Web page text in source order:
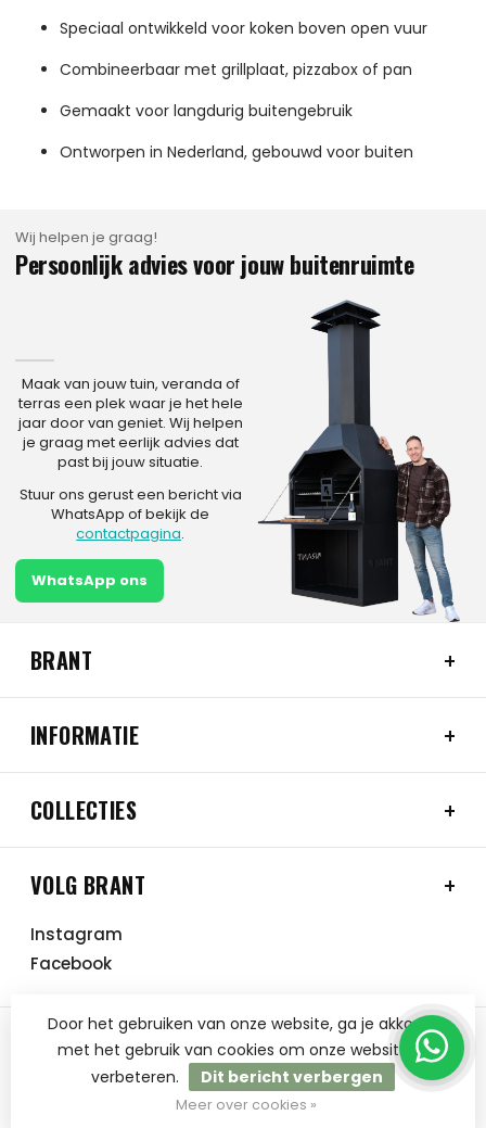
Speciaal ontwikkeld voor koken boven open vuur
Combineerbaar met grillplaat, pizzabox of pan
Gemaakt voor langdurig buitengebruik
Ontworpen in Nederland, gebouwd voor buiten
Wij helpen je graag!
Persoonlijk advies voor jouw buitenruimte
Maak van jouw tuin, veranda of
terras een plek waar je het hele
jaar door van geniet. Wij helpen
je graag met eerlijk advies dat
past bij jouw situatie.
Stuur ons gerust een bericht via
WhatsApp of bekijk de
contactpagina.
WhatsApp ons
BRANT
INFORMATIE
COLLECTIES
VOLG BRANT
Instagram
Facebook
© Copyright 2026 BRANT
Door het gebruiken van onze website, ga je akkoord
met het gebruik van cookies om onze website te
verbeteren.
Dit bericht verbergen
Meer over cookies »